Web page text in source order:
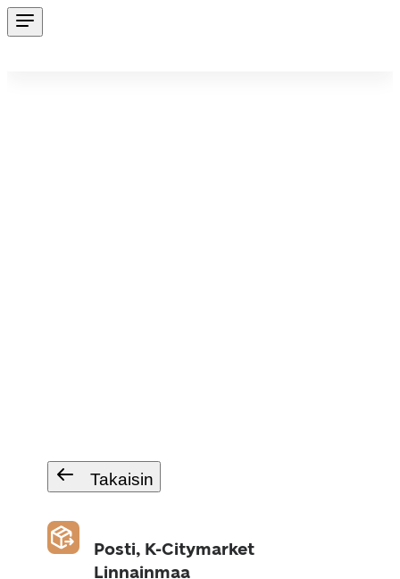
Takaisin
Posti, K-Citymarket
Linnainmaa